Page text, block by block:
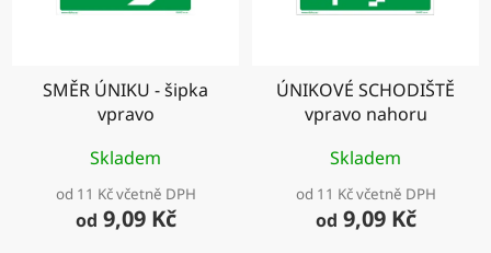
SMĚR ÚNIKU - šipka
vpravo
Skladem
od 11 Kč včetně DPH
od 9,09 Kč
ÚNIKOVÉ SCHODIŠTĚ
vpravo nahoru
Skladem
od 11 Kč včetně DPH
od 9,09 Kč